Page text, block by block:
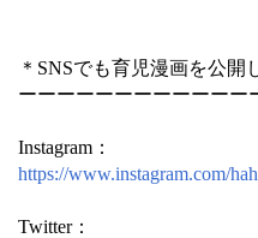
＊SNSでも育児漫画を公開
ーーーーーーーーーーーー
Instagram：
https://www.instagram.com/
Twitter：